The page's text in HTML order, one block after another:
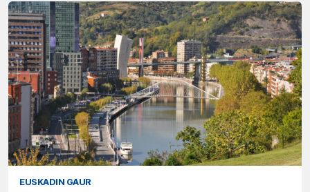
EUSKADIN GAUR